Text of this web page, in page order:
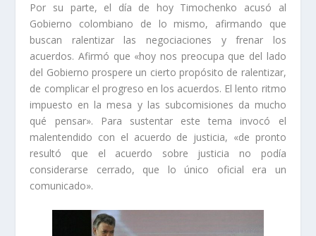
Por su parte, el día de hoy Timochenko acusó al
Gobierno colombiano de lo mismo, afirmando que
buscan ralentizar las negociaciones y frenar los
acuerdos. Afirmó que «hoy nos preocupa que del lado
del Gobierno prospere un cierto propósito de ralentizar,
de complicar el progreso en los acuerdos. El lento ritmo
impuesto en la mesa y las subcomisiones da mucho
qué pensar». Para sustentar este tema invocó el
malentendido con el acuerdo de justicia, «de pronto
resultó que el acuerdo sobre justicia no podía
considerarse cerrado, que lo único oficial era un
comunicado».